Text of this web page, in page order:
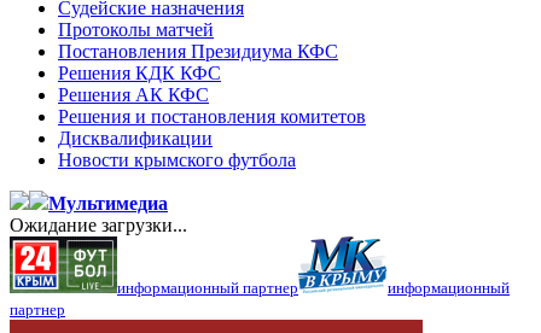
Судейские назначения
Протоколы матчей
Постановления Президиума КФС
Решения КДК КФС
Решения АК КФС
Решения и постановления комитетов
Дисквалификации
Новости крымского футбола
Мультимедиа
Ожидание загрузки...
информационный партнер
информационный
партнер